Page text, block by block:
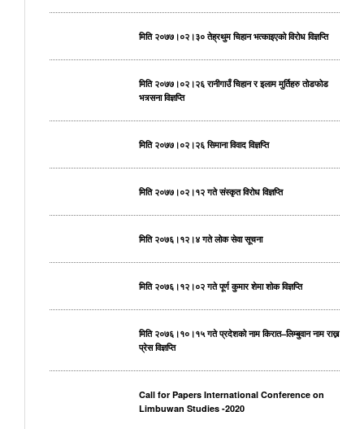
मिति २०७७।०२।३० तेह्रथुम चिहान भत्काइएको विरोध विज्ञप्ति
मिति २०७७।०२।२६ रानीगाउँ चिहान र इलाम मुर्तिहरु तोडफोड
भत्र्सना विज्ञप्ति
मिति २०७७।०२।२६ सिमाना विवाद विज्ञप्ति
मिति २०७७।०२।१२ गते संस्कृत विरोध विज्ञप्ति
मिति २०७६।१२।४ गते लोक सेवा सूचना
मिति २०७६।१२।०२ गते पूर्ण कुमार शेमा शोक विज्ञप्ति
मिति २०७६।१०।१५ गते प्रदेशको नाम किरात–लिम्बुवान नाम राख्न
प्रेस विज्ञप्ति
Call for Papers International Conference on
Limbuwan Studies -2020